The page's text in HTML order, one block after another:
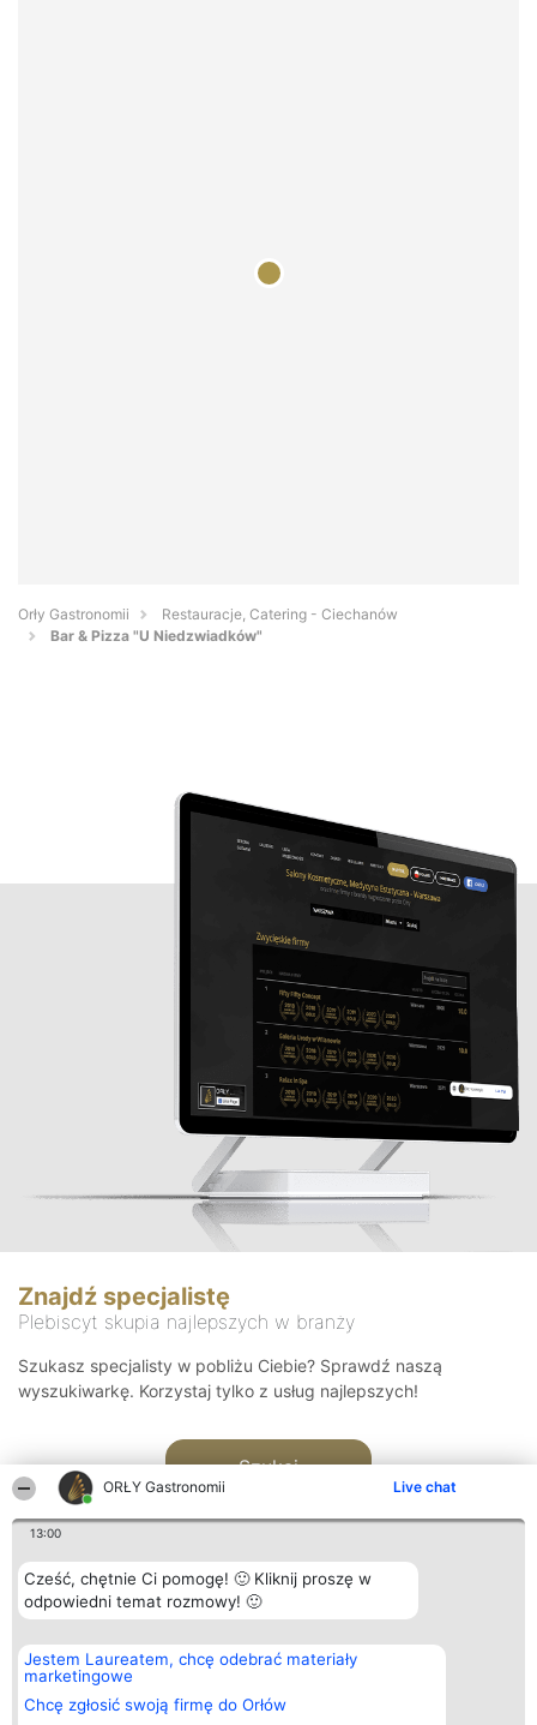
ORŁY Gastronomii Live chat
13:00
Cześć, chętnie Ci pomogę! 🙂 Kliknij proszę w
odpowiedni temat rozmowy! 🙂
Jestem Laureatem, chcę odebrać materiały
marketingowe
Chcę zgłosić swoją firmę do Orłów
Orły Gastronomii
Restauracje, Catering - Ciechanów
Bar & Pizza "U Niedzwiadków"
Znajdź specjalistę
Plebiscyt skupia najlepszych w branży
Szukasz specjalisty w pobliżu Ciebie? Sprawdź naszą
wyszukiwarkę. Korzystaj tylko z usług najlepszych!
Szukaj
Organizator plebiscytu
Bright Side Solutions sp. z o.
o. sp. k.
ul. Ruska 22
Wrocław 50-079
Plebiscyt
Laureaci
wszystkich
Laureatów
Kontakt
Kontakt